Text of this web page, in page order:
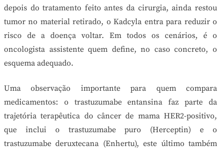
depois do tratamento feito antes da cirurgia, ainda restou
tumor no material retirado, o Kadcyla entra para reduzir o
risco de a doença voltar. Em todos os cenários, é o
oncologista assistente quem define, no caso concreto, o
esquema adequado.
Uma observação importante para quem compara
medicamentos: o trastuzumabe entansina faz parte da
trajetória terapêutica do câncer de mama HER2-positivo,
que inclui o trastuzumabe puro (Herceptin) e o
trastuzumabe deruxtecana (Enhertu), este último também